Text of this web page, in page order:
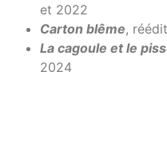
et 2022
Carton blême,
La cagoule et le
2024